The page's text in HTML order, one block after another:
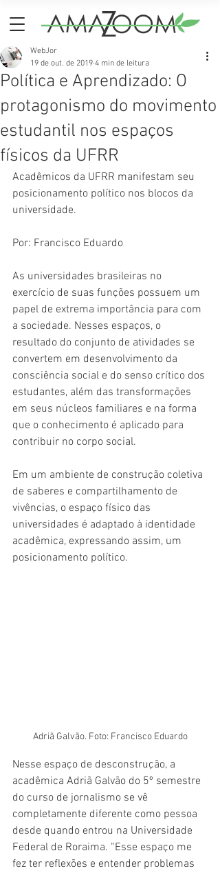
Política e Aprendizado: O
protagonismo do movimento
estudantil nos espaços
físicos da UFRR
WebJor
19 de out. de 2019 4 min de leitura
Acadêmicos da UFRR manifestam seu
posicionamento político nos blocos da
universidade.
Por: Francisco Eduardo
As universidades brasileiras no
exercício de suas funções possuem um
papel de extrema importância para com
a sociedade. Nesses espaços, o
resultado do conjunto de atividades se
convertem em desenvolvimento da
consciência social e do senso crítico dos
estudantes, além das transformações
em seus núcleos familiares e na forma
que o conhecimento é aplicado para
contribuir no corpo social.
Em um ambiente de construção coletiva
de saberes e compartilhamento de
vivências, o espaço físico das
universidades é adaptado à identidade
acadêmica, expressando assim, um
posicionamento político.
Adriã Galvão. Foto: Francisco Eduardo
Nesse espaço de desconstrução, a
acadêmica Adriã Galvão do 5º semestre
do curso de jornalismo se vê
completamente diferente como pessoa
desde quando entrou na Universidade
Federal de Roraima. “Esse espaço me
fez ter reflexões e entender problemas